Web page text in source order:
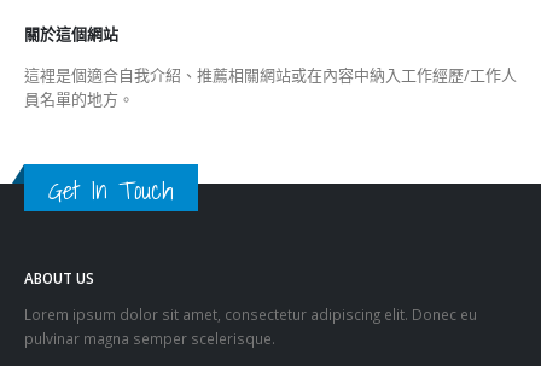
關於這個網站
這裡是個適合自我介紹、推薦相關網站或在內容中納入工作經歷/工作人
員名單的地方。
Get In Touch
ABOUT US
Lorem ipsum dolor sit amet, consectetur adipiscing elit. Donec eu
pulvinar magna semper scelerisque.